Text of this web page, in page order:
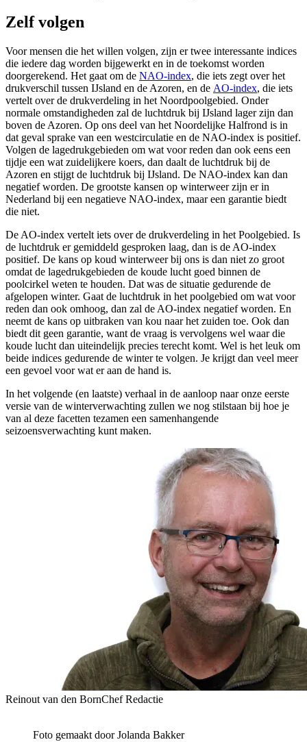
Zelf volgen
Voor mensen die het willen volgen, zijn er twee interessante indices
die iedere dag worden bijgewerkt en in de toekomst worden
doorgerekend. Het gaat om de NAO-index, die iets zegt over het
drukverschil tussen IJsland en de Azoren, en de AO-index, die iets
vertelt over de drukverdeling in het Noordpoolgebied. Onder
normale omstandigheden zal de luchtdruk bij IJsland lager zijn dan
boven de Azoren. Op ons deel van het Noordelijke Halfrond is in
dat geval sprake van een westcirculatie en de NAO-index is positief.
Volgen de lagedrukgebieden om wat voor reden dan ook eens een
tijdje een wat zuidelijkere koers, dan daalt de luchtdruk bij de
Azoren en stijgt de luchtdruk bij IJsland. De NAO-index kan dan
negatief worden. De grootste kansen op winterweer zijn er in
Nederland bij een negatieve NAO-index, maar een garantie biedt
die niet.
De AO-index vertelt iets over de drukverdeling in het Poolgebied. Is
de luchtdruk er gemiddeld gesproken laag, dan is de AO-index
positief. De kans op koud winterweer bij ons is dan niet zo groot
omdat de lagedrukgebieden de koude lucht goed binnen de
poolcirkel weten te houden. Dat was de situatie gedurende de
afgelopen winter. Gaat de luchtdruk in het poolgebied om wat voor
reden dan ook omhoog, dan zal de AO-index negatief worden. En
neemt de kans op uitbraken van kou naar het zuiden toe. Ook dan
biedt dit geen garantie, want de vraag is vervolgens wel waar die
koude lucht dan uiteindelijk precies terecht komt. Wel is het leuk om
beide indices gedurende de winter te volgen. Je krijgt dan veel meer
een gevoel voor wat er aan de hand is.
In het volgende (en laatste) verhaal in de aanloop naar onze eerste
versie van de winterverwachting zullen we nog stilstaan bij hoe je
van al deze facetten tezamen een samenhangende
seizoensverwachting kunt maken.
Reinout van den BornChef Redactie
Foto gemaakt door Jolanda Bakker